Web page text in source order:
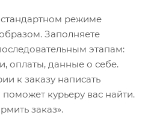
режиме
Заполняете
этапам:
оплаты, данные о себе.
к заказу написать
курьеру вас найти.
заказ».